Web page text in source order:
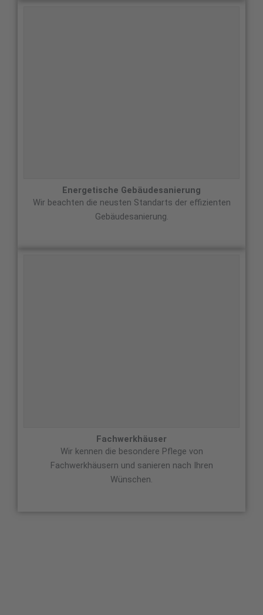
Energetische Gebäudesanierung
Wir beachten die neusten Standarts der effizienten
Gebäudesanierung.
Fachwerkhäuser
Wir kennen die besondere Pflege von
Fachwerkhäusern und sanieren nach Ihren
Wünschen.